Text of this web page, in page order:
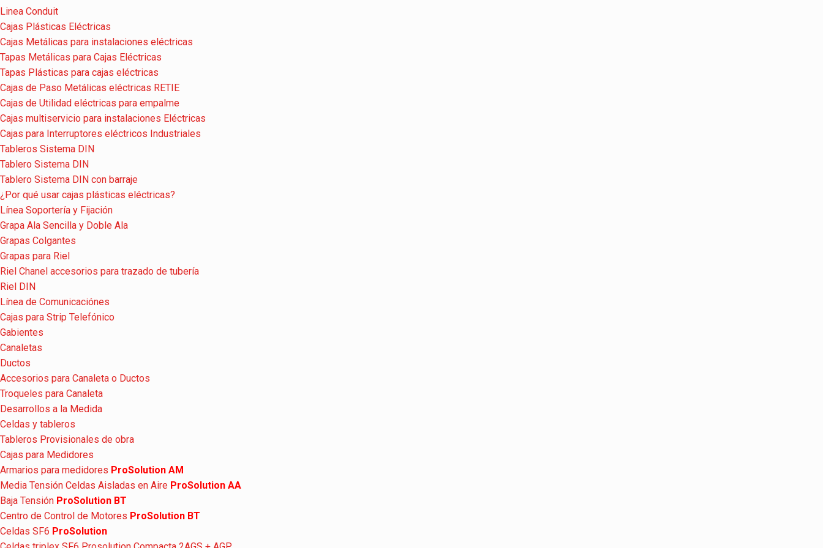
Linea Conduit
Cajas Plásticas Eléctricas
Cajas Metálicas para instalaciones eléctricas
Tapas Metálicas para Cajas Eléctricas
Tapas Plásticas para cajas eléctricas
Cajas de Paso Metálicas eléctricas RETIE
Cajas de Utilidad eléctricas para empalme
Cajas multiservicio para instalaciones Eléctricas
Cajas para Interruptores eléctricos Industriales
Tableros Sistema DIN
Tablero Sistema DIN
Tablero Sistema DIN con barraje
¿Por qué usar cajas plásticas eléctricas?
Línea Soportería y Fijación
Grapa Ala Sencilla y Doble Ala
Grapas Colgantes
Grapas para Riel
Riel Chanel accesorios para trazado de tubería
Riel DIN
Línea de Comunicaciónes
Cajas para Strip Telefónico
Gabientes
Canaletas
Ductos
Accesorios para Canaleta o Ductos
Troqueles para Canaleta
Desarrollos a la Medida
Celdas y tableros
Tableros Provisionales de obra
Cajas para Medidores
Armarios para medidores ProSolution AM
Media Tensión Celdas Aisladas en Aire ProSolution AA
Baja Tensión ProSolution BT
Centro de Control de Motores ProSolution BT
Celdas SF6 ProSolution